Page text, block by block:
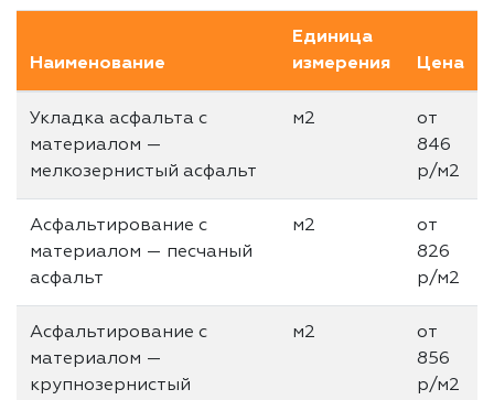
Наименование
Единица
измерения
Цена
Укладка асфальта с
материалом —
мелкозернистый асфальт
м2
от
846
р/м2
Асфальтирование с
материалом — песчаный
асфальт
м2
от
826
р/м2
Асфальтирование с
материалом —
крупнозернистый
м2
от
856
р/м2